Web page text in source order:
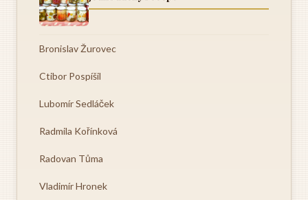
Bronislav Žurovec
Ctibor Pospíšil
Lubomír Sedláček
Radmila Kořínková
Radovan Tůma
Vladimír Hronek